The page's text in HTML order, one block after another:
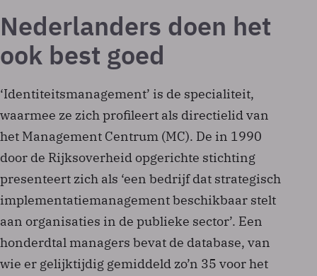
Nederlanders doen het
ook best goed
‘Identiteitsmanagement’ is de specialiteit,
waarmee ze zich profileert als directielid van
het Management Centrum (MC). De in 1990
door de Rijksoverheid opgerichte stichting
presenteert zich als ‘een bedrijf dat strategisch
implementatiemanagement beschikbaar stelt
aan organisaties in de publieke sector’. Een
honderdtal managers bevat de database, van
wie er gelijktijdig gemiddeld zo’n 35 voor het